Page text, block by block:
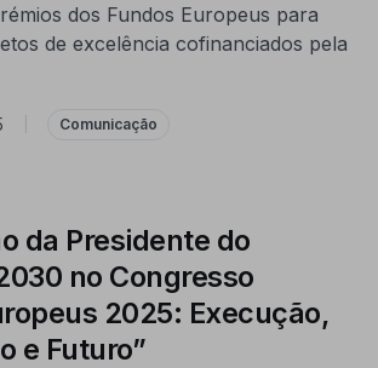
dos Fundos Europeus para
de excelência cofinanciados pela
Comunicação
da Presidente do
no Congresso
2025: Execução,
e Futuro”